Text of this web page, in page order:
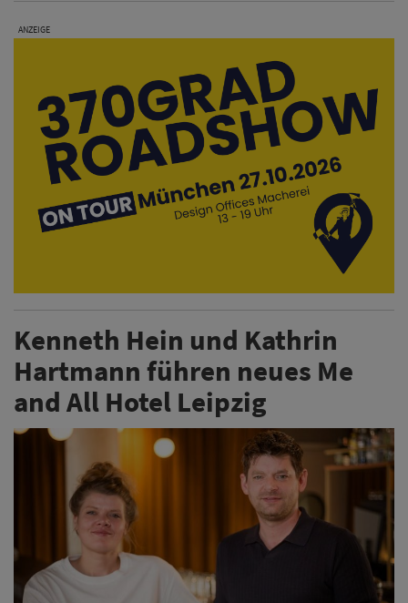
Kenneth Hein und Kathrin
Hartmann führen neues Me
and All Hotel Leipzig
Mit der Eröffnung des Me and All Hotel Leipzig etabliert
die Marke der Lindner Hotel Group einen weiteren
urbanen Standort in Deutschland. Hinter dem Start
steht ein erfahrenes Führungsteam, bestehend aus
General Manager Kenneth Hein und der Operations
Managerin Kathrin Hartmann.